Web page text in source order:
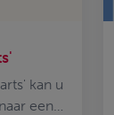
kan u
een